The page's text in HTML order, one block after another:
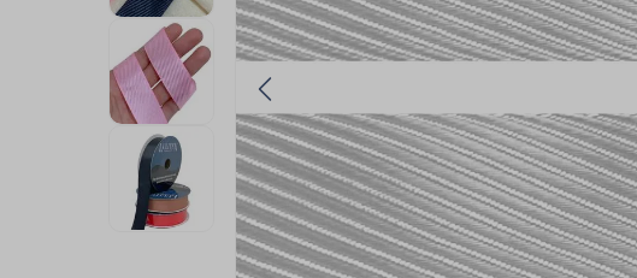
9º
fita cetim
10º passamanaria